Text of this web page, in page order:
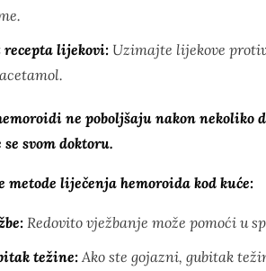
recepta lijekovi: Uzimajte lijekove
ne poboljšaju nakon
svom doktoru.
metode liječenja hemoroida kod kuće:
Redovito vježbanje može pomoći u
težine: Ako ste gojazni, gubitak